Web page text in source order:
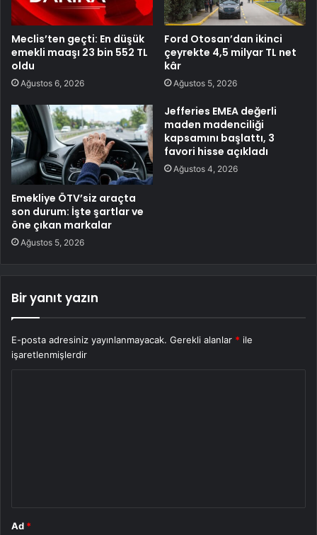
Meclis’ten geçti: En düşük
emekli maaşı 23 bin 552 TL
oldu
Ağustos 6, 2026
Ford Otosan’dan ikinci
çeyrekte 4,5 milyar TL net
kâr
Ağustos 5, 2026
Emekliye ÖTV’siz araçta
son durum: İşte şartlar ve
öne çıkan markalar
Ağustos 5, 2026
Jefferies EMEA değerli
maden madenciliği
kapsamını başlattı, 3
favori hisse açıkladı
Ağustos 4, 2026
Bir yanıt yazın
E-posta adresiniz yayınlanmayacak. Gerekli alanlar * ile
işaretlenmişlerdir
Ad *